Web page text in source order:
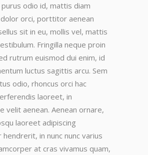
odio id, mattis diam
orci, porttitor aenean
sit in eu, mollis vel, mattis
Fringilla neque proin
rutrum euismod dui enim, id
luctus sagittis arcu. Sem
odio, rhoncus orci hac
laoreet, in
velit aenean. Aenean ornare,
laoreet adipiscing
hendrerit, in nunc nunc varius
at cras vivamus quam,